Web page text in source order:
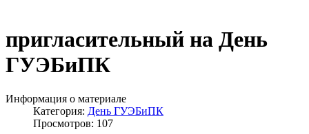
пригласительный на День
ГУЭБиПК
Информация о материале
Категория: День ГУЭБиПК
Просмотров: 107